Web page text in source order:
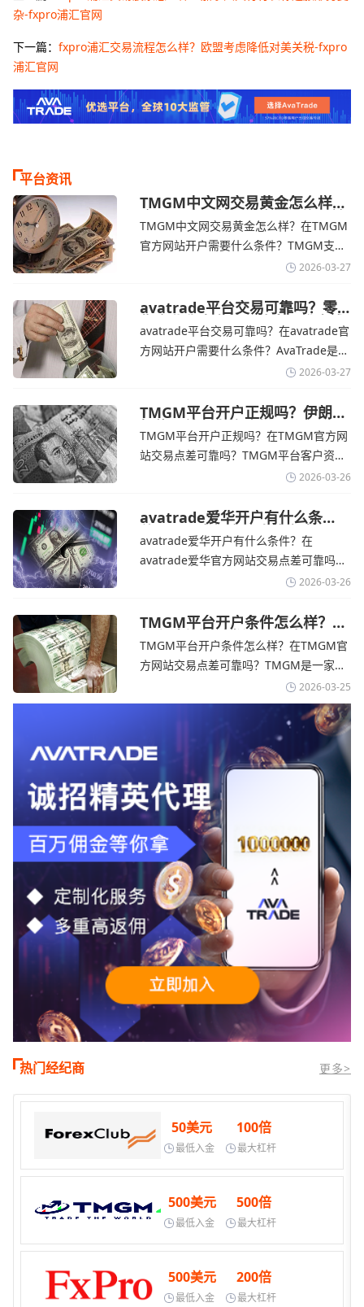
杂-fxpro浦汇官网
下一篇： fxpro浦汇交易流程怎么样？欧盟考虑降低对美关税-fxpro
浦汇官网
平台资讯
TMGM中文网交易黄金怎么样？
金价下跌，市场评估伊朗停火前
景-TMGM官网
TMGM中文网交易黄金怎么样？在TMGM
官方网站开户需要什么条件？‌‌‌TMGM支持
全球主流的MT4/MT5平台，同时提供功能
险管理工具。通过TMGM官网交易资讯了
解，金价周四回落，受​美元走强和油价上
涨，使通胀担忧保持不变‌对加息的持续预
2026-03-27
avatrade平台交易可靠吗？零
售企业称中东地区冲突正推高成
本avatrade官网
avatrade平台交易可靠吗？在avatrade官
方网站开户需要什么条件？‌‌‌AvaTrade是一
个在交易优势和可靠性两方面都非常均衡
在学习和探索中成长的新手交易者。通过
avatrade官网交易资讯了解，零售企业警
告称，中东地区的冲突正在推高成本，如
2026-03-27
TMGM平台开户正规吗？伊朗仍
拒绝与美国直接谈判-TMGM官
网
TMGM平台开户正规吗？在TMGM官方网
站交易点差可靠吗？‌‌‌TMGM平台客户资金
存放在澳大利亚国民银行等顶级银行的独
TMGM官网交易资讯了解，伊朗外交部长
表示，尽管德黑兰高级官员正在审查美国
结束战争的提议
2026-03-26
avatrade爱华开户有什么条
件？亚洲市场交易喜忧参半-
avatrade爱华官网
avatrade爱华开户有什么条件？在
avatrade爱华官方网站交易点差可靠吗？‌‌‌
avatrade爱华平台的新手可以用很小的成
标准的MT4、MT5，以及自研的
AvaTradeGO和AvaOptions。通过
avatrade爱华官网交易资讯了解，据伊朗
2026-03-26
TMGM平台开户条件怎么样？美
伊和谈传闻引发油价暴跌-
TMGM官网
TMGM平台开户条件怎么样？在TMGM官
方网站交易点差可靠吗？‌‌‌TMGM是一家交
易成本极低、产品极其丰富、ASIC监管
+千万保险加持的全球知名经纪商，特别适
合活跃交易者和股票CFD投资者。通过
TMGM官网交易资讯了解，周三亚洲交易
时段,油价暴跌逾6%,布伦特原油跌破每桶
100美元
2026-03-25
热门经纪商 更多>
50美元
最低入金
100倍
最大杠杆
500美元
最低入金
500倍
最大杠杆
500美元
最低入金
200倍
最大杠杆